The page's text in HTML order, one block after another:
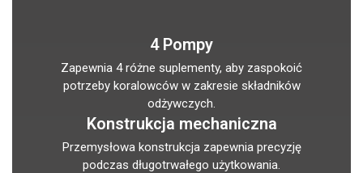
4 Pompy
Zapewnia 4 różne suplementy, aby zaspokoić
potrzeby koralowców w zakresie składników
odżywczych.
Konstrukcja mechaniczna
Przemysłowa konstrukcja zapewnia precyzję
podczas długotrwałego użytkowania.